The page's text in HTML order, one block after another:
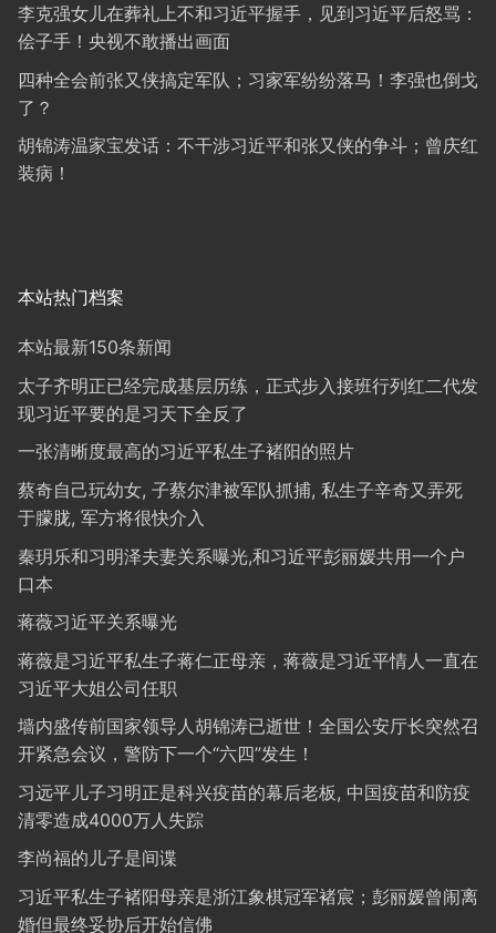
李克强女儿在葬礼上不和习近平握手，见到习近平后怒骂：
侩子手！央视不敢播出画面
四种全会前张又侠搞定军队；习家军纷纷落马！李强也倒戈
了？
胡锦涛温家宝发话：不干涉习近平和张又侠的争斗；曾庆红
装病！
本站热门档案
本站最新150条新闻
太子齐明正已经完成基层历练，正式步入接班行列红二代发
现习近平要的是习天下全反了
一张清晰度最高的习近平私生子褚阳的照片
蔡奇自己玩幼女, 子蔡尔津被军队抓捕, 私生子辛奇又弄死
于朦胧, 军方将很快介入
秦玥乐和习明泽夫妻关系曝光,和习近平彭丽媛共用一个户
口本
蒋薇习近平关系曝光
蒋薇是习近平私生子蒋仁正母亲，蒋薇是习近平情人一直在
习近平大姐公司任职
墙内盛传前国家领导人胡锦涛已逝世！全国公安厅长突然召
开紧急会议，警防下一个“六四”发生！
习远平儿子习明正是科兴疫苗的幕后老板, 中国疫苗和防疫
清零造成4000万人失踪
李尚福的儿子是间谍
习近平私生子褚阳母亲是浙江象棋冠军褚宸；彭丽媛曾闹离
婚但最终妥协后开始信佛